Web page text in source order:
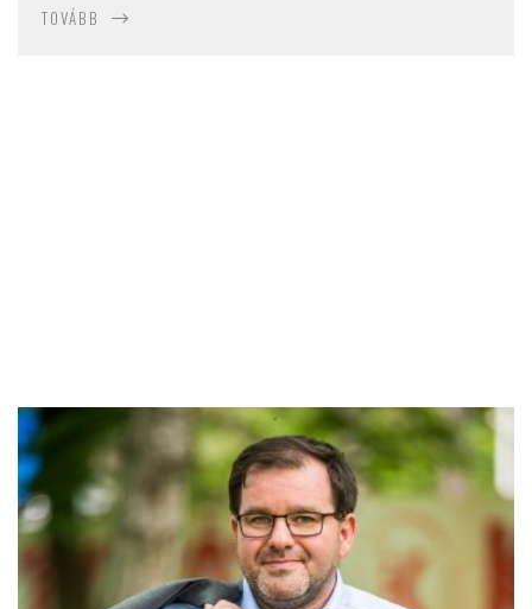
TOVÁBB